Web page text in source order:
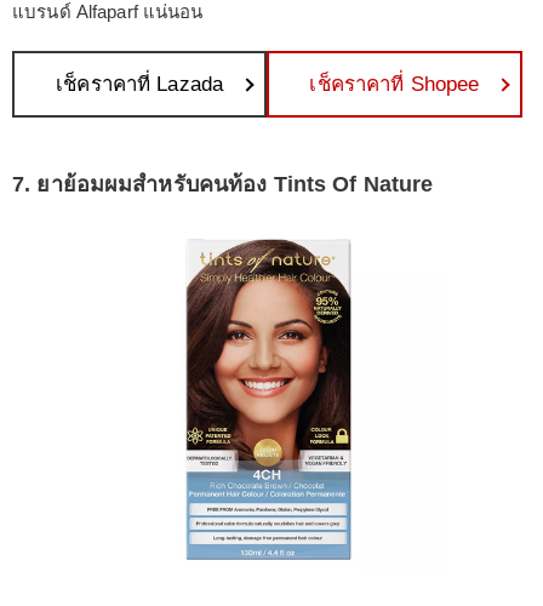
แบรนด์ Alfaparf แน่นอน
เช็คราคาที่ Lazada เช็คราคาที่ Shopee
7. ยาย้อมผมสำหรับคนท้อง Tints Of Nature